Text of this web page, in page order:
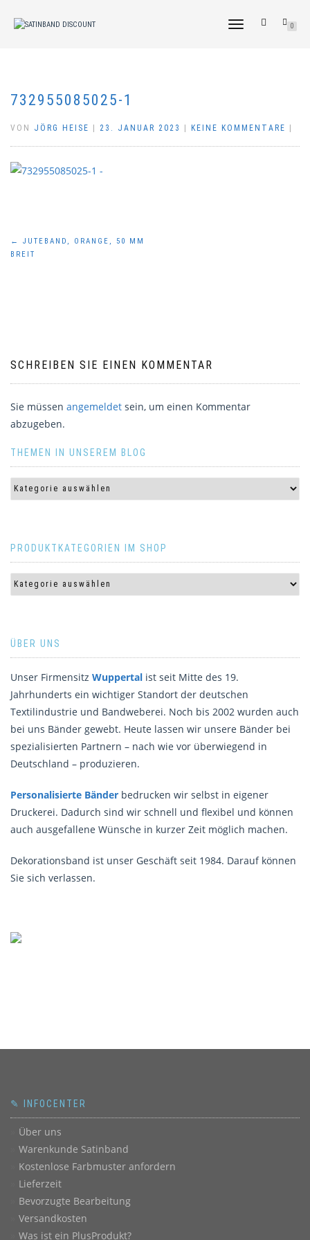
NAVIGATION
0
732955085025-1
VON JÖRG HEISE 23. JANUAR 2023 KEINE KOMMENTARE
Beitragsnavigation
←
JUTEBAND, ORANGE, 50 MM
BREIT
SCHREIBEN SIE EINEN KOMMENTAR
Sie müssen angemeldet sein, um einen Kommentar
abzugeben.
THEMEN IN UNSEREM BLOG
PRODUKTKATEGORIEN IM SHOP
ÜBER UNS
Unser Firmensitz Wuppertal ist seit Mitte des 19.
Jahrhunderts ein wichtiger Standort der deutschen
Textilindustrie und Bandweberei. Noch bis 2002 wurden auch
bei uns Bänder gewebt. Heute lassen wir unsere Bänder bei
spezialisierten Partnern – nach wie vor überwiegend in
Deutschland – produzieren.
Personalisierte Bänder bedrucken wir selbst in eigener
Druckerei. Dadurch sind wir schnell und flexibel und können
auch ausgefallene Wünsche in kurzer Zeit möglich machen.
Dekorationsband ist unser Geschäft seit 1984. Darauf können
Sie sich verlassen.
✎ INFOCENTER
Über uns
Warenkunde Satinband
Kostenlose Farbmuster anfordern
Lieferzeit
Bevorzugte Bearbeitung
Versandkosten
Was ist ein PlusProdukt?